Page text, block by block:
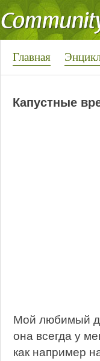
Главная
Капустные
Мой любимый
она всегда у
как например